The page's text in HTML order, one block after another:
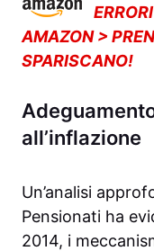
AMAZON >
SPARISCANO!
all’inflazione
Un’analisi
Pensionati ha
2014, i